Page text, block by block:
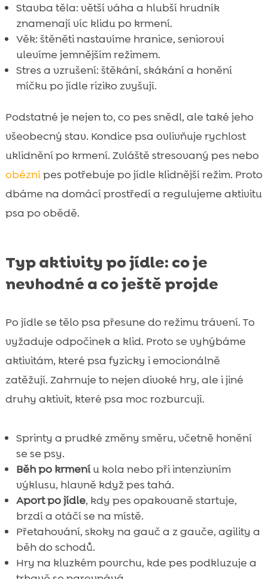
Stavba těla: větší váha a hlubší hrudník
znamenají víc klidu po krmení.
Věk: štěněti nastavíme hranice, seniorovi
ulevíme jemnějším režimem.
Stres a vzrušení: štěkání, skákání a honění
míčku po jídle riziko zvyšují.
Podstatné je nejen to, co pes snědl, ale také jeho
všeobecný stav. Kondice psa ovlivňuje rychlost
uklidnění po krmení. Zvláště stresovaný pes nebo
obéznípes potřebuje po jídle klidnější režim. Proto
dbáme na domácí prostředí a regulujeme aktivitu
psa po obědě.
Typ aktivity po jídle: co je
nevhodné a co ještě projde
Po jídle se tělo psa přesune do režimu trávení. To
vyžaduje odpočinek a klid. Proto se vyhýbáme
aktivitám, které psa fyzicky i emocionálně
zatěžují. Zahrnuje to nejen divoké hry, ale i jiné
druhy aktivit, které psa moc rozburcují.
Sprinty a prudké změny směru, včetně honění
se se psy.
Běh po krmeníu kola nebo při intenzivním
výklusu, hlavně když pes tahá.
Aport po jídle, kdy pes opakovaně startuje,
brzdí a otáčí se na místě.
Přetahování, skoky na gauč a z gauče, agility a
běh do schodů.
Hry na kluzkém povrchu, kde pes podkluzuje a